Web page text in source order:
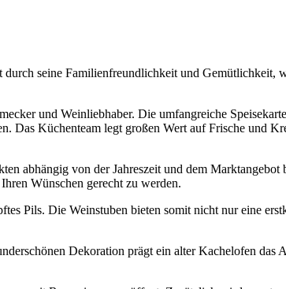
seine Familienfreundlichkeit und Gemütlichkeit,
und Weinliebhaber. Die umfangreiche
Das Küchenteam legt großen Wert auf Frische und
abhängig von der Jahreszeit und dem
Wünschen gerecht zu werden.
Pils. Die Weinstuben bieten somit nicht nur eine
Dekoration prägt ein alter Kachelofen das